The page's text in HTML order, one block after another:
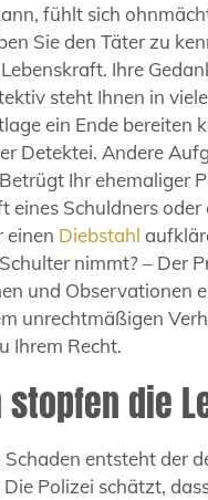
fühlt sich
Sie den Täter zu
Ihre
steht Ihnen in
ein Ende bereiten
Detektei. Andere
Ihr ehemaliger
eines Schuldners
einen Diebstahl
nimmt? – Der
und Observationen
unrechtmäßigen
Ihrem Recht.
stopfen die
Schaden entsteht der
Die Polizei schätzt,